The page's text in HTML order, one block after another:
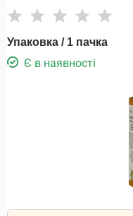
Упаковка / 1 пачка
Є в наявності